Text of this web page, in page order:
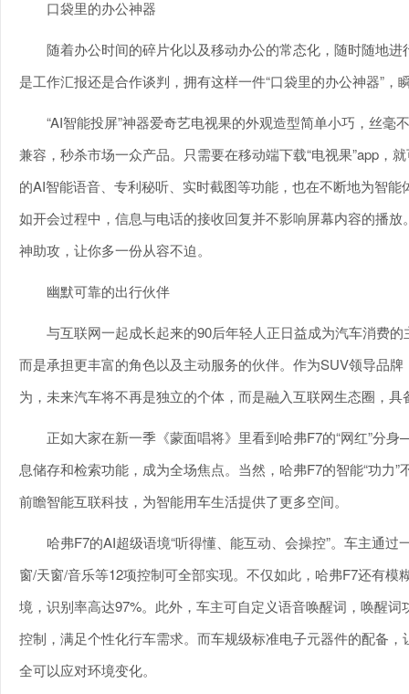
口袋里的办公神器
随着办公时间的碎片化以及移动办公的常态化，随时随地
是工作汇报还是合作谈判，拥有这样一件“口袋里的办公神器”，
“AI智能投屏”神器爱奇艺电视果的外观造型简单小巧，丝
兼容，秒杀市场一众产品。只需要在移动端下载“电视果”app，
的AI智能语音、专利秘听、实时截图等功能，也在不断地为智
如开会过程中，信息与电话的接收回复并不影响屏幕内容的播
神助攻，让你多一份从容不迫。
幽默可靠的出行伙伴
与互联网一起成长起来的90后年轻人正日益成为汽车消费
而是承担更丰富的角色以及主动服务的伙伴。作为SUV领导品
为，未来汽车将不再是独立的个体，而是融入互联网生态圈，
正如大家在新一季《蒙面唱将》里看到哈弗F7的“网红”分
息储存和检索功能，成为全场焦点。当然，哈弗F7的智能“功力
前瞻智能互联科技，为智能用车生活提供了更多空间。
哈弗F7的AI超级语境“听得懂、能互动、会操控”。车主通
窗/天窗/音乐等12项控制可全部实现。不仅如此，哈弗F7还有
境，识别率高达97%。此外，车主可自定义语音唤醒词，唤醒
控制，满足个性化行车需求。而车规级标准电子元器件的配备
全可以应对环境变化。